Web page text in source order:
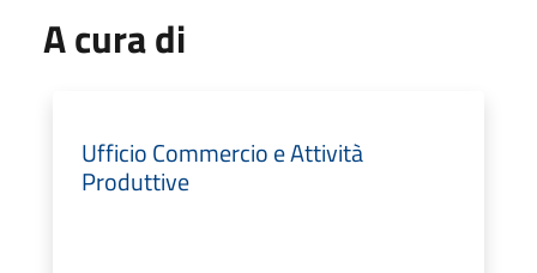
A cura di
Ufficio Commercio e Attività
Produttive